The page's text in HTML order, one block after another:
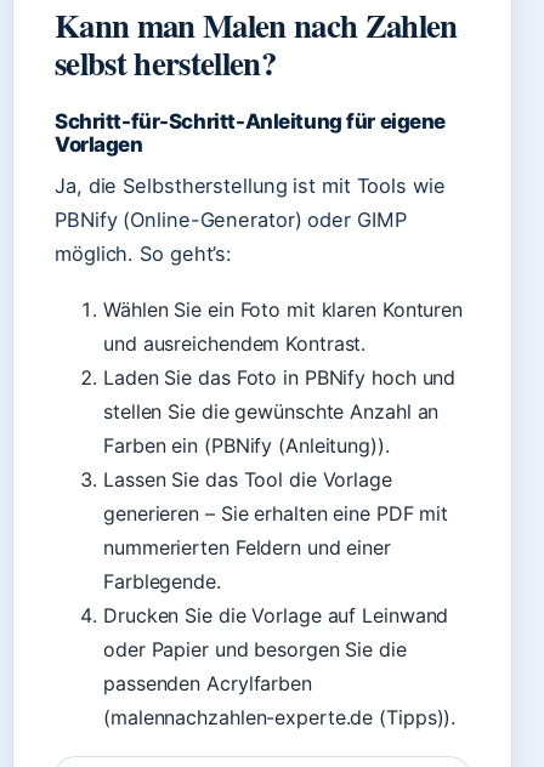
Kann man Malen nach Zahlen
selbst herstellen?
Schritt-für-Schritt-Anleitung für eigene
Vorlagen
Ja, die Selbstherstellung ist mit Tools wie
PBNify (Online-Generator) oder GIMP
möglich. So geht’s:
Wählen Sie ein Foto mit klaren Konturen
und ausreichendem Kontrast.
Laden Sie das Foto in PBNify hoch und
stellen Sie die gewünschte Anzahl an
Farben ein (PBNify (Anleitung)).
Lassen Sie das Tool die Vorlage
generieren – Sie erhalten eine PDF mit
nummerierten Feldern und einer
Farblegende.
Drucken Sie die Vorlage auf Leinwand
oder Papier und besorgen Sie die
passenden Acrylfarben
(malennachzahlen-experte.de (Tipps)).